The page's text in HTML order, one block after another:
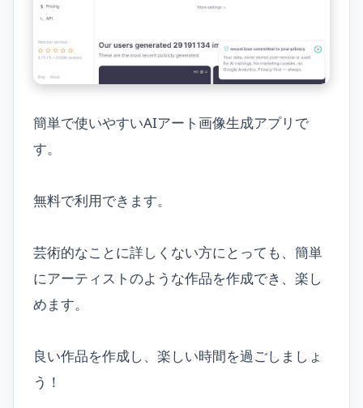
簡単で使いやすいAIアート画像生成アプリで
す。
無料で利用できます。
芸術的なことに詳しくない方にとっても、簡単
にアーティストのような作品を作成でき、楽し
めます。
良い作品を作成し、楽しい時間を過ごしましょ
う！